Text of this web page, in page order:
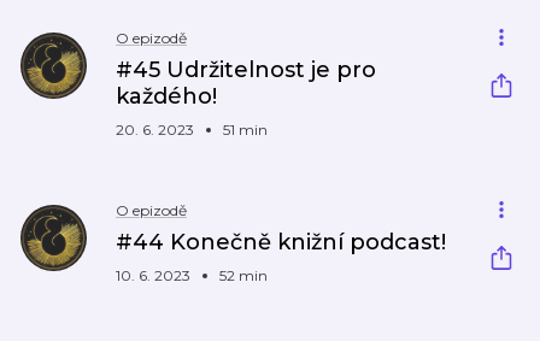
O epizodě
#45 Udržitelnost je pro
každého!
20. 6. 2023 51 min
O epizodě
#44 Konečně knižní podcast!
10. 6. 2023 52 min